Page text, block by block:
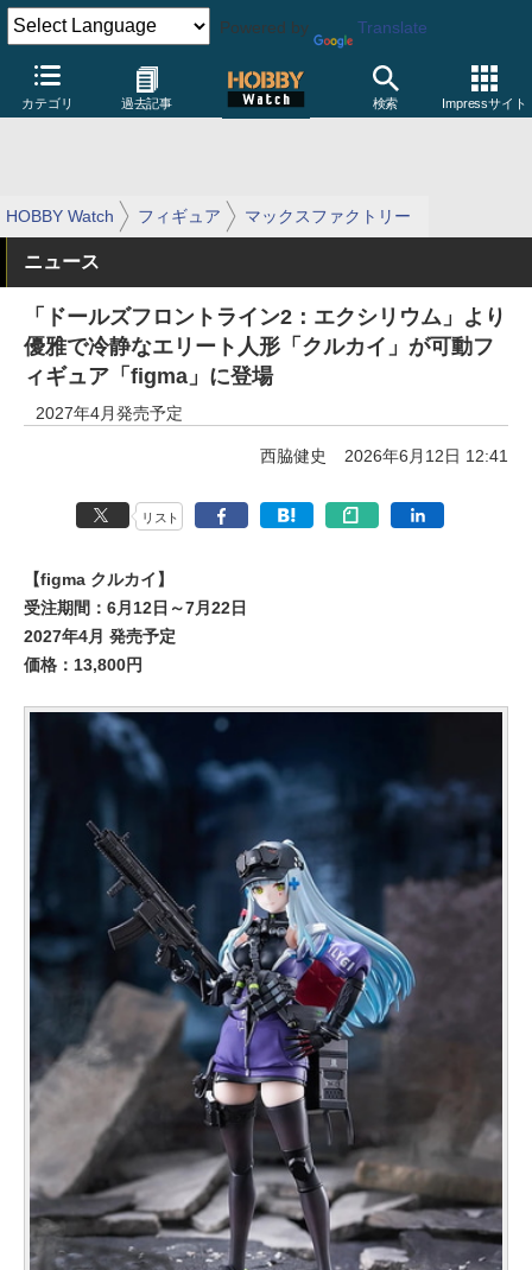
Powered by Translate
カテゴリ 過去記事 検索 Impressサイト
HOBBY Watch フィギュア マックスファクトリー
ニュース
「ドールズフロントライン2：エクシリウム」より
優雅で冷静なエリート人形「クルカイ」が可動フ
ィギュア「figma」に登場
2027年4月発売予定
西脇健史 2026年6月12日 12:41
リスト
【figma クルカイ】
受注期間：6月12日～7月22日
2027年4月 発売予定
価格：13,800円